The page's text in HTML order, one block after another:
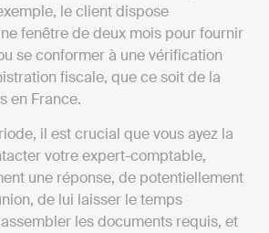
le client dispose
fenêtre de deux mois pour fournir
se conformer à une vérification
fiscale, que ce soit de la
en France.
il est crucial que vous ayez la
votre expert-comptable,
une réponse, de potentiellement
de lui laisser le temps
les documents requis, et